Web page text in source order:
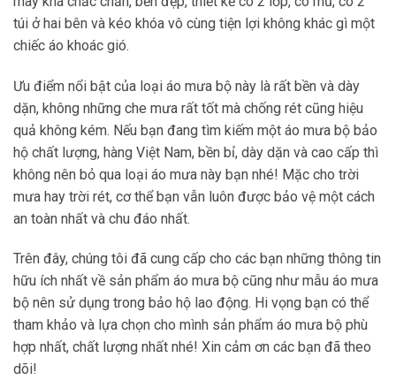
túi ở hai bên và kéo khóa vô cùng tiện lợi không khác gì một
chiếc áo khoác gió.
Ưu điểm nổi bật của loại áo mưa bộ này là rất bền và dày
dặn, không những che mưa rất tốt mà chống rét cũng hiệu
quả không kém. Nếu bạn đang tìm kiếm một áo mưa bộ bảo
hộ chất lượng, hàng Việt Nam, bền bỉ, dày dặn và cao cấp thì
không nên bỏ qua loại áo mưa này bạn nhé! Mặc cho trời
mưa hay trời rét, cơ thể bạn vẫn luôn được bảo vệ một cách
an toàn nhất và chu đáo nhất.
Trên đây, chúng tôi đã cung cấp cho các bạn những thông tin
hữu ích nhất về sản phẩm áo mưa bộ cũng như mẫu áo mưa
bộ nên sử dụng trong bảo hộ lao động. Hi vọng bạn có thể
tham khảo và lựa chọn cho mình sản phẩm áo mưa bộ phù
hợp nhất, chất lượng nhất nhé! Xin cảm ơn các bạn đã theo
dõi!